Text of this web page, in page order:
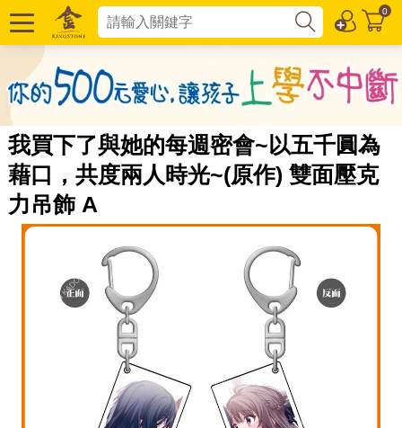
0
我買下了與她的每週密會~以五千圓為
藉口，共度兩人時光~(原作) 雙面壓克
力吊飾 A